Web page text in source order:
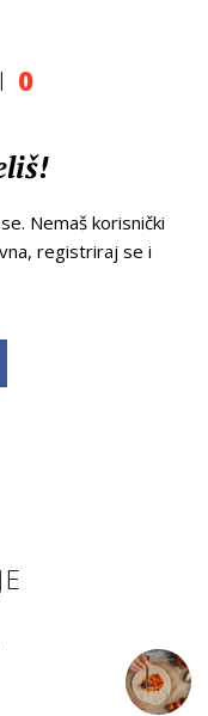
0
Nemaš korisnički
registriraj se i